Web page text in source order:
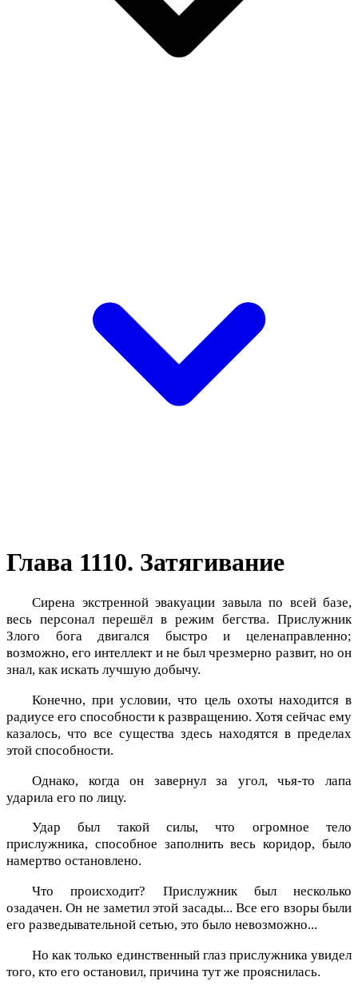
Глава 1110. Затягивание
Сирена экстренной эвакуации завыла по всей базе,
весь персонал перешёл в режим бегства. Прислужник
Злого бога двигался быстро и целенаправленно;
возможно, его интеллект и не был чрезмерно развит, но он
знал, как искать лучшую добычу.
Конечно, при условии, что цель охоты находится в
радиусе его способности к развращению. Хотя сейчас ему
казалось, что все существа здесь находятся в пределах
этой способности.
Однако, когда он завернул за угол, чья-то лапа
ударила его по лицу.
Удар был такой силы, что огромное тело
прислужника, способное заполнить весь коридор, было
намертво остановлено.
Что происходит? Прислужник был несколько
озадачен. Он не заметил этой засады... Все его взоры были
его разведывательной сетью, это было невозможно...
Но как только единственный глаз прислужника увидел
того, кто его остановил, причина тут же прояснилась.